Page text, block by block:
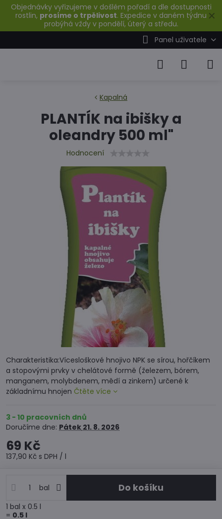
✕
Objednávky vyřizujeme v došlém pořadí a dle dostupnosti
rostlin, prosíme o trpělivost. Expedice v daném týdnu
probýhá vždy v pondělí, úterý a středu.
Panel uživatele
Kapalná
PLANTÍK na ibišky a
oleandry 500 ml"
Hodnocení
Charakteristika:Vícesloškové hnojivo NPK se sírou, hořčíkem
a stopovými prvky v chelátové formě (železem, bórem,
manganem, molybdenem, mědí a zinkem) určené k
základnímu hnojen Čtěte více
3 - 10 pracovních dnů
Doručíme dne: Pátek 21. 8. 2026
69 Kč
137,90 Kč s DPH / l
bal Do košíku
1 bal x 0.5 l
= 0.5 l